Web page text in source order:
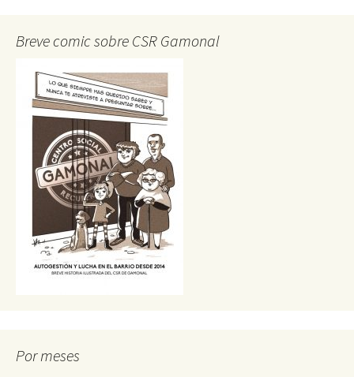
Breve comic sobre CSR Gamonal
Por meses